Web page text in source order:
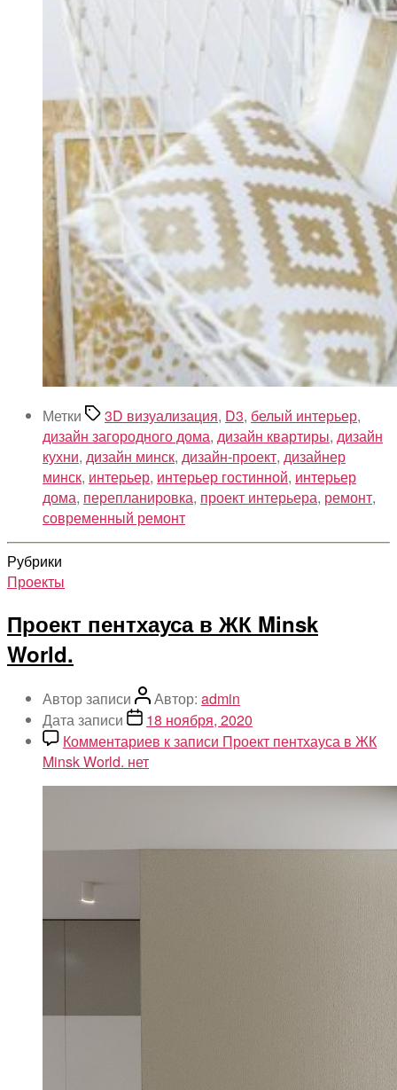
Метки 3D визуализация, D3, белый интерьер,
дизайн загородного дома, дизайн квартиры, дизайн
кухни, дизайн минск, дизайн-проект, дизайнер
минск, интерьер, интерьер гостинной, интерьер
дома, перепланировка, проект интерьера, ремонт,
современный ремонт
Рубрики
Проекты
Проект пентхауса в ЖК Minsk
World.
Автор записи Автор: admin
Дата записи
18 ноября, 2020
Комментариев к записи Проект пентхауса в ЖК
Minsk World. нет